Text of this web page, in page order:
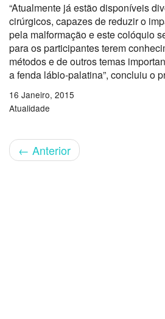
“Atualmente já estão disponíveis
cirúrgicos, capazes de reduzir o
pela malformação e este colóquio
para os participantes terem
métodos e de outros temas
a fenda lábio-palatina”, concluiu o
16 Janeiro, 2015
Atualidade
← Anterior